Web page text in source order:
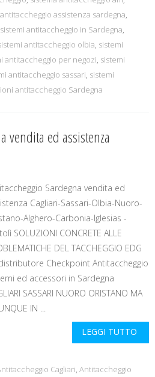
assistenza sardegna,
sistemi antitaccheggio in Sardegna,
antitaccheggio olbia, sistemi
antitaccheggio per negozi, sistemi
antitaccheggio sassari, sistemi
antitaccheggio Sardegna
vendita ed assistenza
Sardegna vendita ed
Cagliari-Sassari-Olbia-Nuoro-
Alghero-Carbonia-Iglesias -
SOLUZIONI CONCRETE ALLE
DEL TACCHEGGIO EDG
Checkpoint Antitaccheggio
ed accessori in Sardegna
SASSARI NUORO ORISTANO MA
IN ...
LEGGI TUTTO
Cagliari, Antitaccheggio